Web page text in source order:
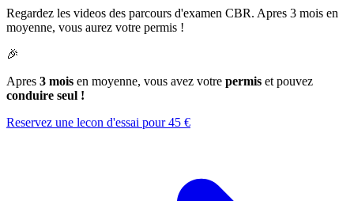
Regardez les videos des parcours d'examen CBR. Apres 3 mois en
moyenne, vous aurez votre permis !
🎉
Apres 3 mois en moyenne, vous avez votre permis et pouvez
conduire seul !
Reservez une lecon d'essai pour 45 €